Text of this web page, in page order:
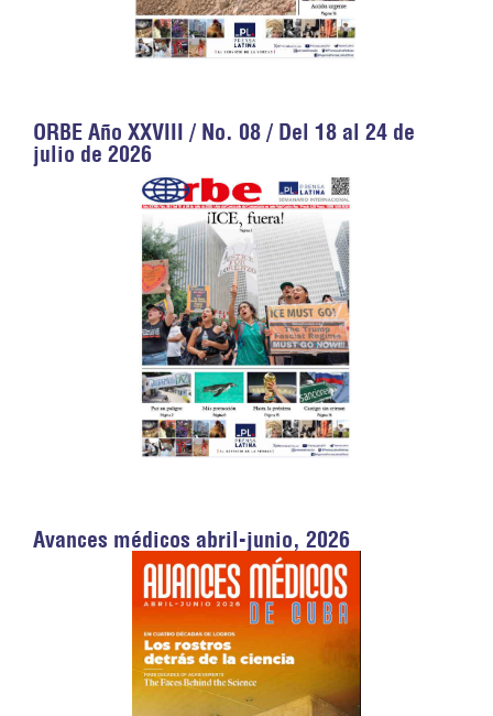
ORBE Año XXVIII / No. 08 / Del 18 al 24 de
julio de 2026
Avances médicos abril-junio, 2026